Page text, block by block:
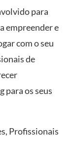
para
empreender e
com o seu
de
para os seus
Profissionais